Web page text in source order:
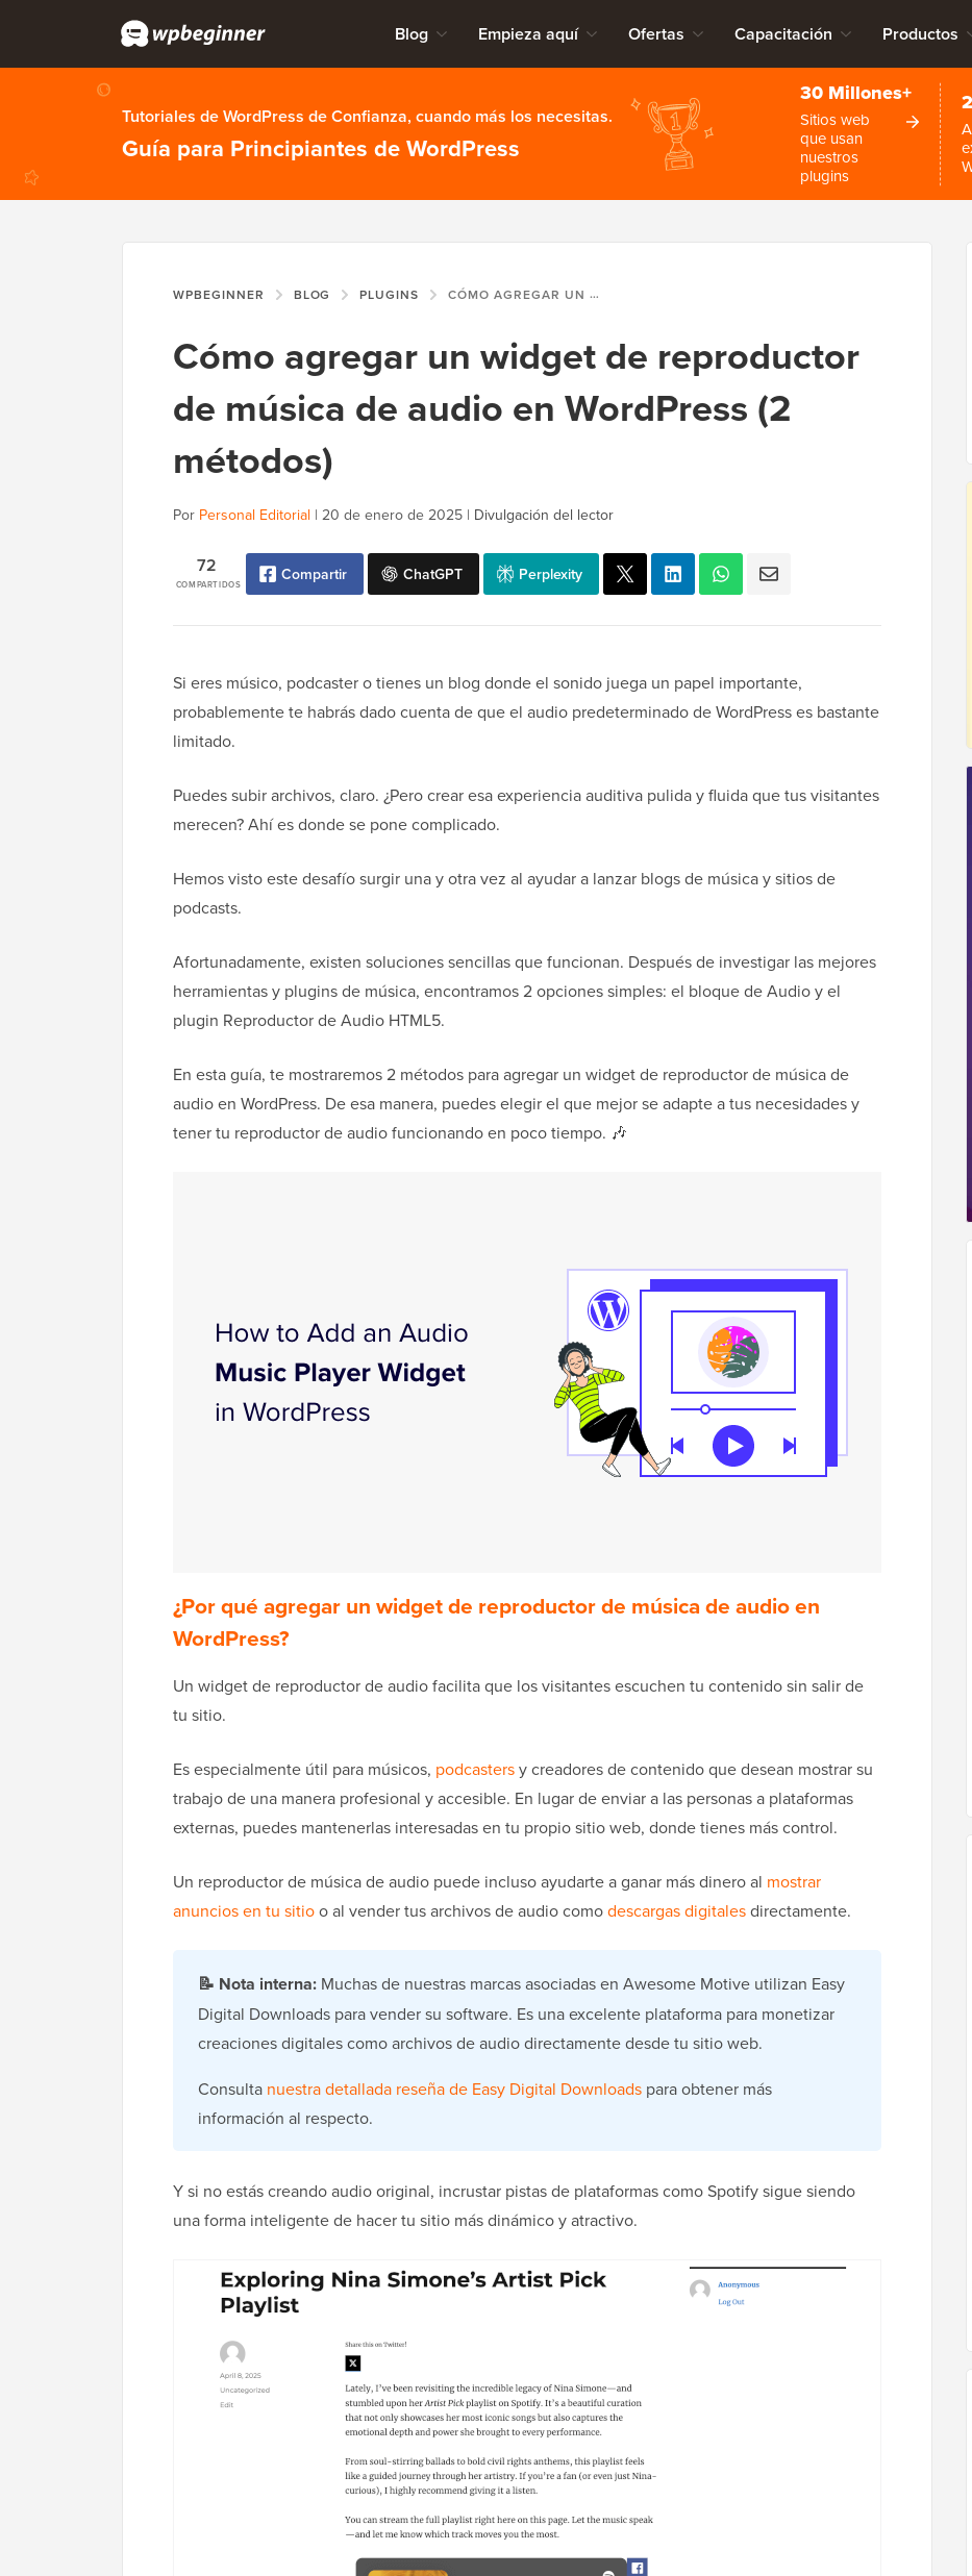
Blog Empieza aquí Ofertas Capacitación Productos
Tutoriales de WordPress de Confianza, cuando más los necesitas.
Guía para Principiantes de WordPress
30 Millones+
Sitios web
que usan
nuestros
plugins
WPBEGINNER BLOG PLUGINS CÓMO AGREGAR UN WIDGET DE REPRODUCTOR DE MÚSICA DE AUDIO EN WORDPRESS (2 MÉTODOS)
Cómo agregar un widget de reproductor
de música de audio en WordPress (2
métodos)
Por Personal Editorial | 20 de enero de 2025 | Divulgación del lector
COMPARTIDOS
72 Compartir ChatGPT Perplexity
Si eres músico, podcaster o tienes un blog donde el sonido juega un papel importante,
probablemente te habrás dado cuenta de que el audio predeterminado de WordPress es bastante
limitado.
Puedes subir archivos, claro. ¿Pero crear esa experiencia auditiva pulida y fluida que tus visitantes
merecen? Ahí es donde se pone complicado.
Hemos visto este desafío surgir una y otra vez al ayudar a lanzar blogs de música y sitios de
podcasts.
Afortunadamente, existen soluciones sencillas que funcionan. Después de investigar las mejores
herramientas y plugins de música, encontramos 2 opciones simples: el bloque de Audio y el
plugin Reproductor de Audio HTML5.
En esta guía, te mostraremos 2 métodos para agregar un widget de reproductor de música de
audio en WordPress. De esa manera, puedes elegir el que mejor se adapte a tus necesidades y
tener tu reproductor de audio funcionando en poco tiempo. 🎶
¿Por qué agregar un widget de reproductor de música de audio en
WordPress?
Un widget de reproductor de audio facilita que los visitantes escuchen tu contenido sin salir de
tu sitio.
Es especialmente útil para músicos, podcastersy creadores de contenido que desean mostrar su
trabajo de una manera profesional y accesible. En lugar de enviar a las personas a plataformas
externas, puedes mantenerlas interesadas en tu propio sitio web, donde tienes más control.
Un reproductor de música de audio puede incluso ayudarte a ganar más dinero al mostrar
anuncios en tu sitioo al vender tus archivos de audio comodescargas digitalesdirectamente.
📝 Nota interna: Muchas de nuestras marcas asociadas en Awesome Motive utilizan Easy
Digital Downloads para vender su software. Es una excelente plataforma para monetizar
creaciones digitales como archivos de audio directamente desde tu sitio web.
Consulta nuestra detallada reseña de Easy Digital Downloads para obtener más
información al respecto.
Y si no estás creando audio original, incrustar pistas de plataformas como Spotify sigue siendo
una forma inteligente de hacer tu sitio más dinámico y atractivo.